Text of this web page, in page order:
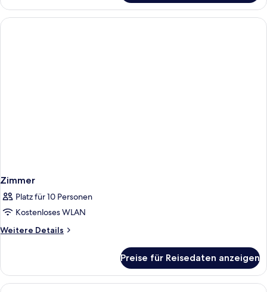
Connecting
Lagoon
Poolside
Zimmer
Platz für 10 Personen
Kostenloses WLAN
Weitere Details
Weitere
Preise für Reisedaten anzeigen